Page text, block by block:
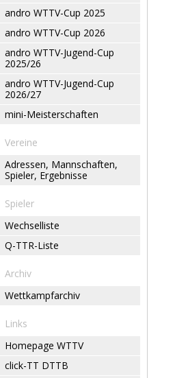
andro WTTV-Cup 2025
andro WTTV-Cup 2026
andro WTTV-Jugend-Cup
2025/26
andro WTTV-Jugend-Cup
2026/27
mini-Meisterschaften
Vereine
Adressen, Mannschaften,
Spieler, Ergebnisse
Spieler
Wechselliste
Q-TTR-Liste
Archiv
Wettkampfarchiv
Links
Homepage WTTV
click-TT DTTB